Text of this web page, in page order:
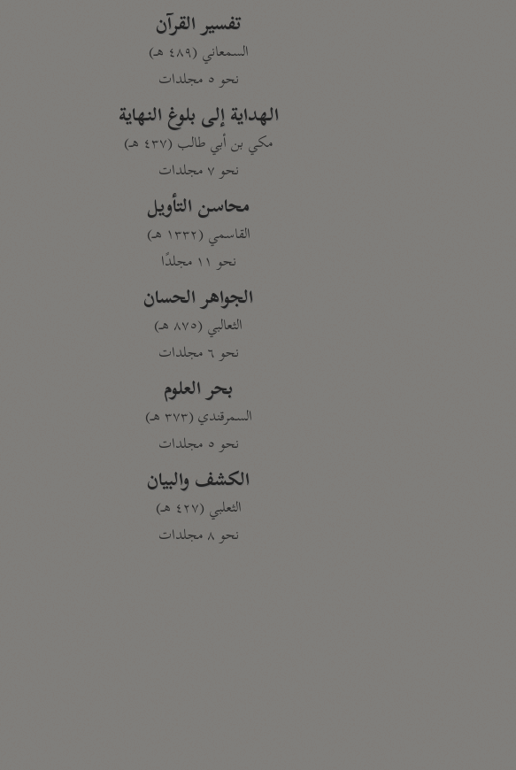
تفسير القرآن
السمعاني (٤٨٩ هـ)
نحو ٥ مجلدات
الهداية إلى بلوغ النهاية
مكي بن أبي طالب (٤٣٧ هـ)
نحو ٧ مجلدات
محاسن التأويل
القاسمي (١٣٣٢ هـ)
نحو ١١ مجلدًا
الجواهر الحسان
الثعالبي (٨٧٥ هـ)
نحو ٦ مجلدات
بحر العلوم
السمرقندي (٣٧٣ هـ)
نحو ٥ مجلدات
الكشف والبيان
الثعلبي (٤٢٧ هـ)
نحو ٨ مجلدات